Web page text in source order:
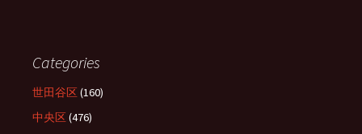
Categories
世田谷区(160)
中央区(476)